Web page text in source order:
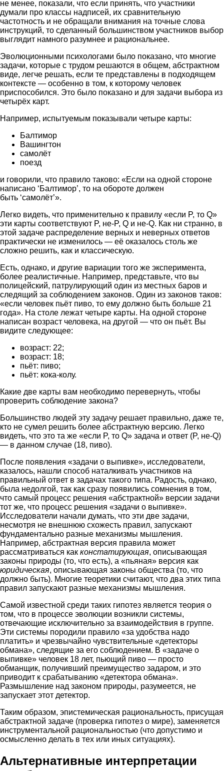
не менее, показали, что если принять, что участники
думали про классы надписей, их сравнительную
частотность и не обращали внимания на точные слова
инструкций, то сделанный большинством участников выбор
выглядит намного разумнее и рациональнее.
Эволюционными психологами было показано, что многие
задачи, которые с трудом решаются в общем, абстрактном
виде, легче решать, если те представлены в подходящем
контексте — особенно в том, к которому человек
приспособился. Это было показано и для задачи выбора из
четырёх карт.
Например, испытуемым показывали четыре карты:
Балтимор
Вашингтон
самолёт
поезд
и говорили, что правило таково: «Если на одной стороне
написано ‘Балтимор’, то на обороте должен
быть ‘самолёт’».
Легко видеть, что применительно к правилу «если P, то Q»
эти карты соответствуют P, не-P, Q и не-Q. Как ни странно, в
этой задаче распределение верных и неверных ответов
практически не изменилось — её оказалось столь же
сложно решить, как и классическую.
Есть, однако, и другие вариации того же эксперимента,
более реалистичные. Например, представьте, что вы
полицейский, патрулирующий один из местных баров и
следящий за соблюдением законов. Один из законов таков:
«если человек пьёт пиво, то ему должно быть больше 21
года». На столе лежат четыре карты. На одной стороне
написан возраст человека, на другой — что он пьёт. Вы
видите следующее:
возраст: 22;
возраст: 18;
пьёт: пиво;
пьёт: кока-колу.
Какие две карты вам необходимо перевернуть, чтобы
проверить соблюдение закона?
Большинство людей эту задачу решает правильно, даже те,
кто не сумел решить более абстрактную версию. Легко
видеть, что это та же «если P, то Q» задача и ответ (P, не-Q)
— в данном случае (18, пиво).
После появления «задачи о выпивке», исследователи,
казалось, нашли способ наталкивать участников на
правильный ответ в задачах такого типа. Радость, однако,
была недолгой, так как сразу появились сомнения в том,
что самый процесс решения «абстрактной» версии задачи
тот же, что процесс решения «задачи о выпивке».
Исследователи начали думать, что эти две задачи,
несмотря не внешнюю схожесть правил, запускают
фундаментально разные механизмы мышления.
Например, абстрактная версия правила может
рассматриваться как констатирующая, описывающая
законы природы (то, что есть), а «пьяная» версия как
юридическая, описывающая законы общества (то, что
должно быть). Многие теоретики считают, что два этих типа
правил запускают разные механизмы мышления.
Самой известной среди таких гипотез является теория о
том, что в процессе эволюции возникли системы,
отвечающие исключительно за взаимодействия в группе.
Эти системы породили правило «за удобства надо
платить» и чрезвычайно чувствительные «детекторы
обмана», следящие за его соблюдением. В «задаче о
выпивке» человек 18 лет, пьющий пиво — просто
обманщик, получивший преимущество задаром, и это
приводит к срабатыванию «детектора обмана».
Размышление над законом природы, разумеется, не
запускает этот детектор.
Таким образом, эпистемическая рациональность, присущая
абстрактной задаче (проверка гипотез о мире), заменяется
инструментальной рациональностью (что допустимо и
осмысленно делать в тех или иных ситуациях).
Альтернативные интерпретации